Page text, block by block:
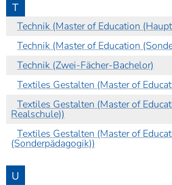
T
Technik (Master of Education
Technik (Master of Education
Technik (Zwei-Fächer-Bachelor)
Textiles Gestalten (Master of
Textiles Gestalten (Master of
Realschule))
Textiles Gestalten (Master of
(Sonderpädagogik))
U